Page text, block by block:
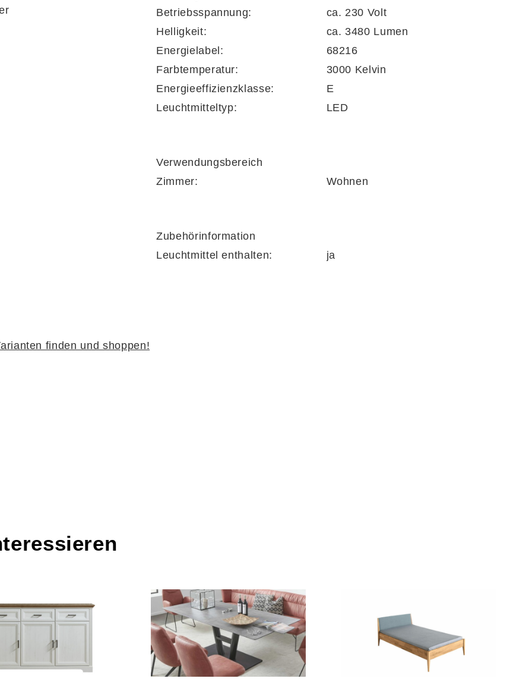
Betriebsspannung:
ca. 230 Volt
Helligkeit:
ca. 3480 Lumen
Energielabel:
68216
Farbtemperatur:
3000 Kelvin
Energieeffizienzklasse:
E
Leuchtmitteltyp:
LED
Verwendungsbereich
Zimmer:
Wohnen
Zubehörinformation
Leuchtmittel enthalten:
ja
finden und shoppen!